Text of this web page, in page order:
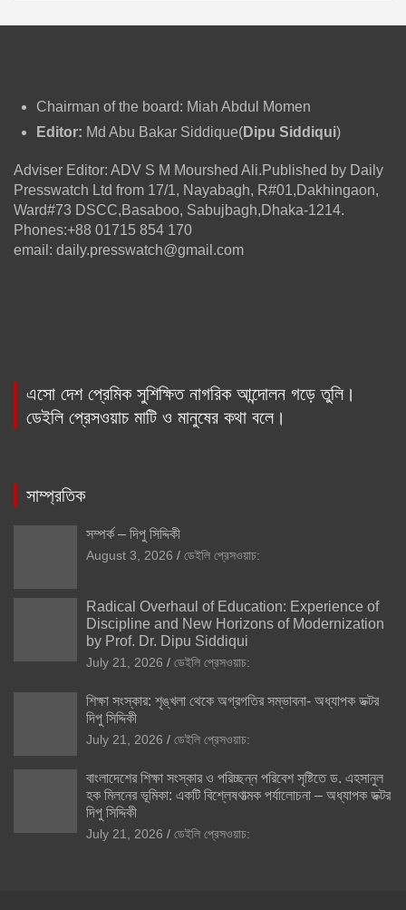
Chairman of the board: Miah Abdul Momen
Editor: Md Abu Bakar Siddique(Dipu Siddiqui)
Adviser Editor: ADV S M Mourshed Ali.Published by Daily
Presswatch Ltd from 17/1, Nayabagh, R#01,Dakhingaon,
Ward#73 DSCC,Basaboo, Sabujbagh,Dhaka-1214.
Phones:+88 01715 854 170
email: daily.presswatch@gmail.com
এসো দেশ প্রেমিক সুশিক্ষিত নাগরিক আন্দোলন গড়ে তুলি।
ডেইলি প্রেসওয়াচ মাটি ও মানুষের কথা বলে।
সাম্প্রতিক
সম্পর্ক – দিপু সিদ্দিকী
August 3, 2026 ডেইলি প্রেসওয়াচ:
Radical Overhaul of Education: Experience of
Discipline and New Horizons of Modernization
by Prof. Dr. Dipu Siddiqui
July 21, 2026 ডেইলি প্রেসওয়াচ:
শিক্ষা সংস্কার: শৃঙ্খলা থেকে অগ্রগতির সম্ভাবনা- অধ্যাপক ডক্টর
দিপু সিদ্দিকী
July 21, 2026 ডেইলি প্রেসওয়াচ:
বাংলাদেশের শিক্ষা সংস্কার ও পরিচ্ছন্ন পরিবেশ সৃষ্টিতে ড. এহসানুল
হক মিলনের ভূমিকা: একটি বিশ্লেষণাত্মক পর্যালোচনা – অধ্যাপক ডক্টর
দিপু সিদ্দিকী
July 21, 2026 ডেইলি প্রেসওয়াচ: